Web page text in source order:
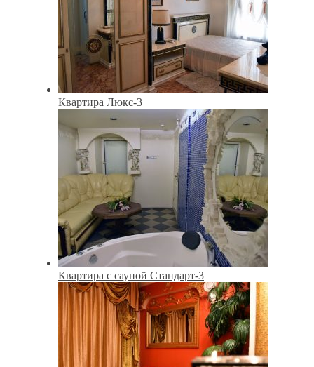
Квартира Люкс-3
Квартира с сауной Стандарт-3